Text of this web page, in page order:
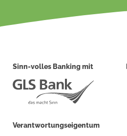
Deutsche
Sinn-volles Banking mit
Verantwortungseigentum